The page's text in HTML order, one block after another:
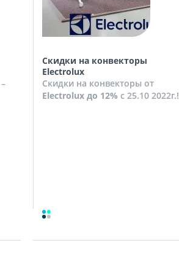
–
Скидки на конвекторы
Electrolux
Скидки на конвекторы от
Electrolux до 12% с 25.10 2022г.!